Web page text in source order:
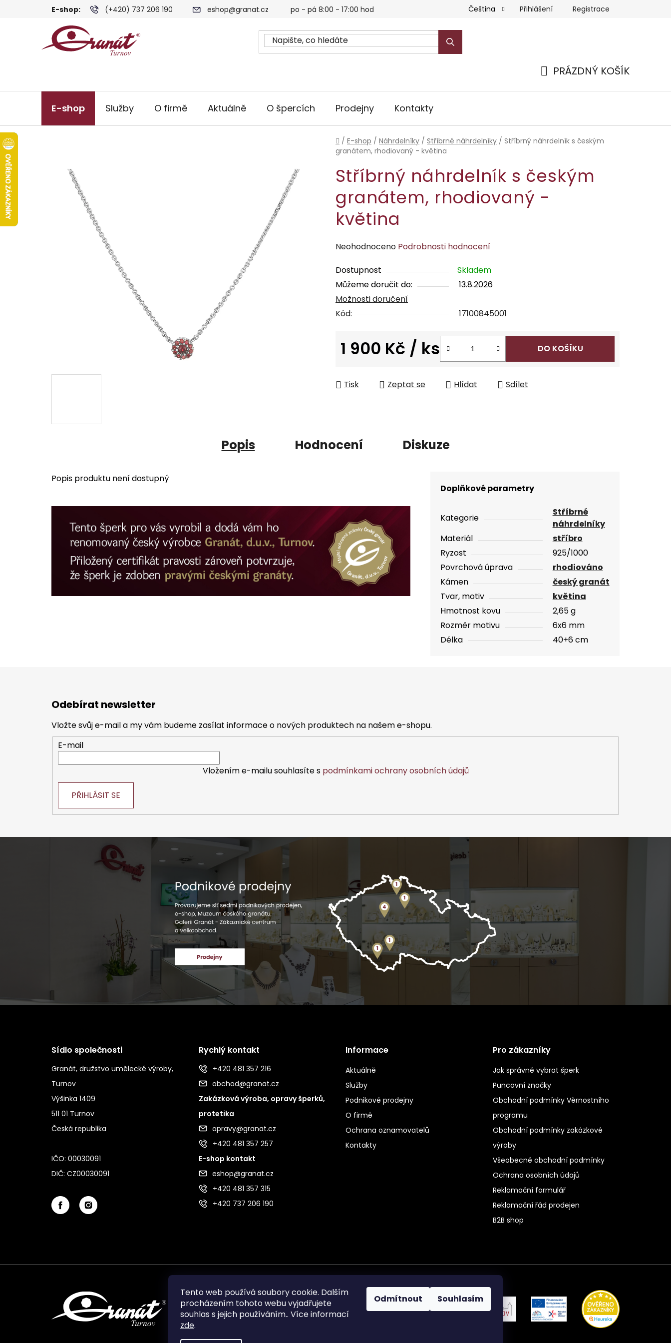
Tento web používá soubory cookie. Dalším
procházením tohoto webu vyjadřujete
souhlas s jejich používáním.. Více informací
zde.
Odmítnout Souhlasím
E-shop: (+420) 737 206 190 eshop@granat.cz po - pá 8:00 - 17:00 hod Čeština Přihlášení Registrace
PRÁZDNÝ KOŠÍK
E-shop Služby O firmě Aktuálně O špercích Prodejny Kontakty
Domů
/ E-shop / Náhrdelníky / Stříbrné náhrdelníky / Stříbrný náhrdelník s českým
granátem, rhodiovaný - květina
Stříbrný náhrdelník s českým
granátem, rhodiovaný -
květina
Průměrné
produktu
je
0,0
z
hvězdiček.
Neohodnoceno Podrobnosti hodnocení
Dostupnost
Skladem
Můžeme doručit do:
13.8.2026
Možnosti doručení
Kód:
17100845001
1 900 Kč / ks DO KOŠÍKU
Tisk Zeptat se Hlídat Sdílet
Popis Hodnocení Diskuze
Popis produktu není dostupný
Doplňkové parametry
Kategorie
Stříbrné
náhrdelníky
Materiál
stříbro
Ryzost
925/1000
Povrchová úprava
rhodiováno
Kámen
český granát
Tvar, motiv
květina
Hmotnost kovu
2,65 g
Rozměr motivu
6x6 mm
Délka
40+6 cm
Odebírat newsletter
Vložte svůj e-mail a my vám budeme zasílat informace o nových produktech na našem e-shopu.
E-mail
Vložením e-mailu souhlasíte s podmínkami ochrany osobních údajů
PŘIHLÁSIT SE
Sídlo společnosti
Granát, družstvo umělecké výroby,
Turnov
Výšinka 1409
511 01 Turnov
Česká republika
IČO: 00030091
DIČ: CZ00030091
Rychlý kontakt
+420 481 357 216
obchod@granat.cz
Zakázková výroba, opravy šperků,
protetika
opravy@granat.cz
+420 481 357 257
E-shop kontakt
eshop@granat.cz
+420 481 357 315
+420 737 206 190
Informace
Aktuálně
Služby
Podnikové prodejny
O firmě
Ochrana oznamovatelů
Kontakty
Pro zákazníky
Jak správně vybrat šperk
Puncovní značky
Obchodní podmínky Věrnostního
programu
Obchodní podmínky zakázkové
výroby
Všeobecné obchodní podmínky
Ochrana osobních údajů
Reklamační formulář
Reklamační řád prodejen
B2B shop